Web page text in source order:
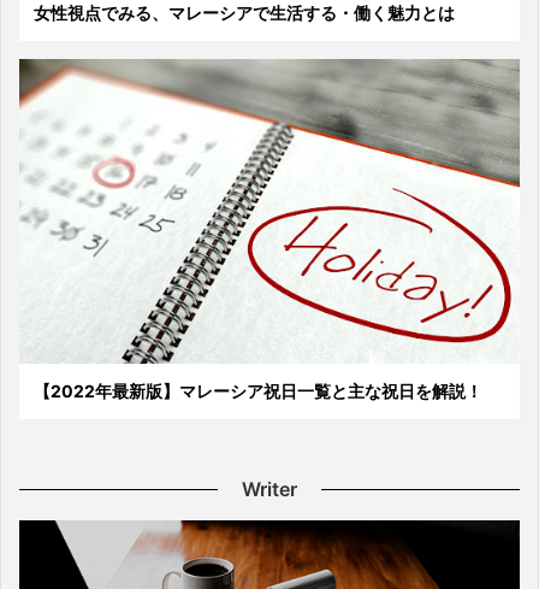
女性視点でみる、マレーシアで生活する・働く魅力とは
【2022年最新版】マレーシア祝日一覧と主な祝日を解説！
Writer